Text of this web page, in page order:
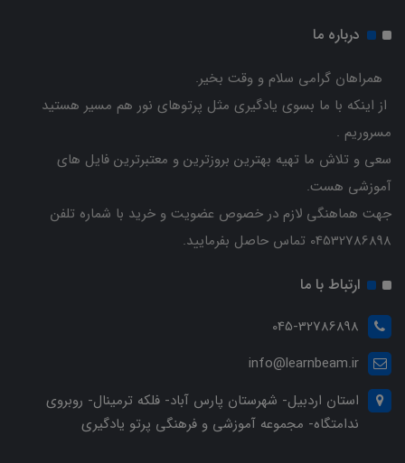
درباره ما
همراهان گرامی سلام و وقت بخیر.
از اینکه با ما بسوی یادگیری مثل پرتوهای نور هم مسیر هستید
مسروریم .
سعی و تلاش ما تهیه بهترین بروزترین و معتبرترین فایل های
آموزشی هست.
جهت هماهنگی لازم در خصوص عضویت و خرید با شماره تلفن
04532786898 تماس حاصل بفرمایید.
ارتباط با ما
045-32786898
info@learnbeam.ir
استان اردبیل- شهرستان پارس آباد- فلکه ترمینال- روبروی
ندامتگاه- مجموعه آموزشی و فرهنگی پرتو یادگیری